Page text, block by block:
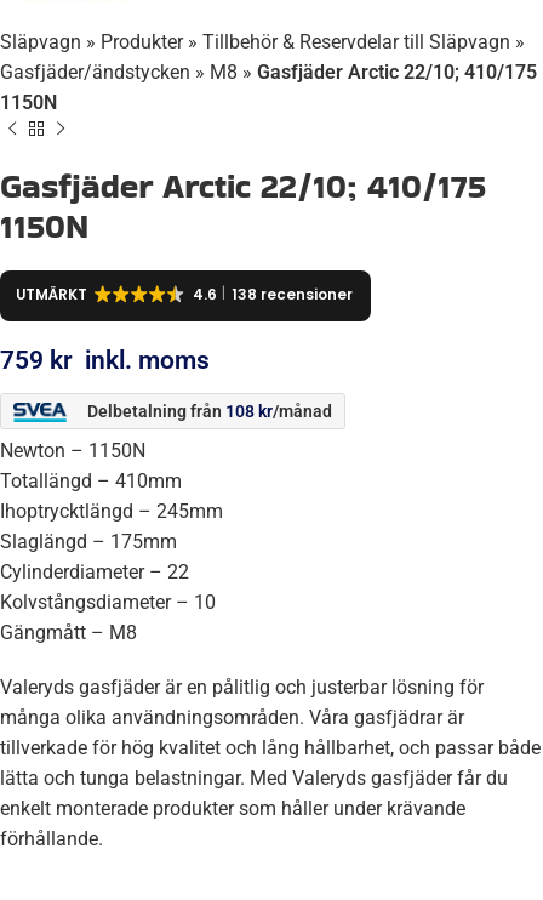
Släpvagn » Produkter» Tillbehör & Reservdelar till Släpvagn »
Gasfjäder/ändstycken » M8 » Gasfjäder Arctic 22/10; 410/175
1150N
Gasfjäder Arctic 22/10; 410/175
1150N
UTMÄRKT 4.6 138 recensioner
759 kr inkl. moms
Delbetalning från 108 kr/månad
Newton – 1150N
Totallängd – 410mm
Ihoptrycktlängd – 245mm
Slaglängd – 175mm
Cylinderdiameter – 22
Kolvstångsdiameter – 10
Gängmått – M8
Valeryds gasfjäder är en pålitlig och justerbar lösning för
många olika användningsområden. Våra gasfjädrar är
tillverkade för hög kvalitet och lång hållbarhet, och passar både
lätta och tunga belastningar. Med Valeryds gasfjäder får du
enkelt monterade produkter som håller under krävande
förhållande.